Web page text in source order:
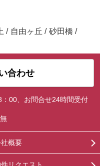
/ 自由ヶ丘 / 砂田橋 /
合わせ
00、お問合せ24時間受付
無
概要